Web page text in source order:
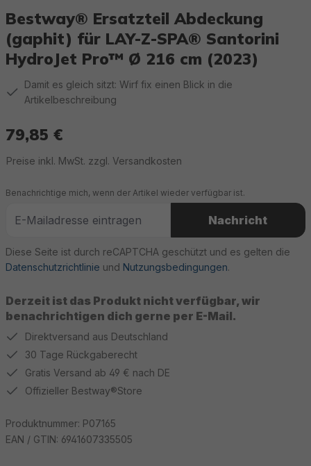
Bestway® Ersatzteil Abdeckung
(gaphit) für LAY-Z-SPA® Santorini
HydroJet Pro™ Ø 216 cm (2023)
Damit es gleich sitzt: Wirf fix einen Blick in die
Artikelbeschreibung
79,85 €
Preise inkl. MwSt. zzgl. Versandkosten
Derzeit ist das Produkt nicht verfügbar, wir
benachrichtigen dich gerne per E-Mail.
Benachrichtige mich, wenn der Artikel wieder verfügbar ist.
Nachricht
Diese Seite ist durch reCAPTCHA geschützt und es gelten die
Datenschutzrichtlinie und Nutzungsbedingungen.
Direktversand aus Deutschland
30 Tage Rückgaberecht
Gratis Versand ab 49 € nach DE
Offizieller Bestway®Store
Produktnummer: P07165
EAN / GTIN: 6941607335505